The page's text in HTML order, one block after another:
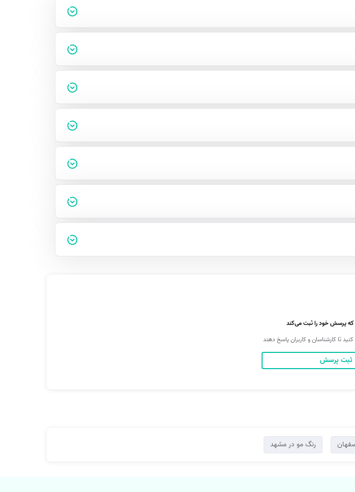
که پرسش خود را ثبت می‌کند
تا کارشناسان و کاربران پاسخ دهند
رنگ مو در مشهد